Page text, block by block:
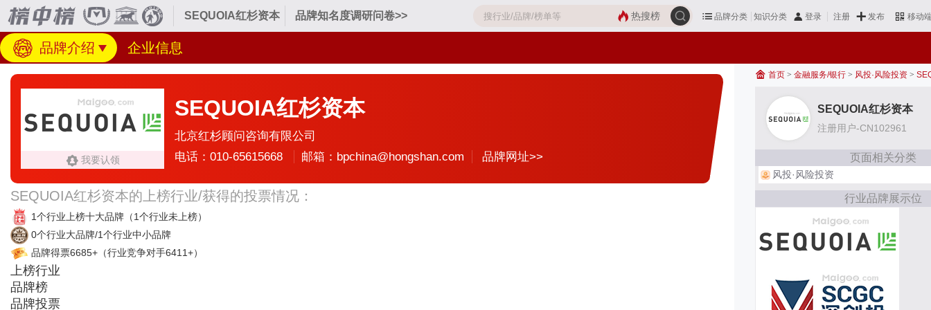
SEQUOIA红杉资本 品牌知名度调研问卷>> 品牌分类 知识分类 登录 注册 发布 移动
热搜榜
品牌介绍 企业信息
我要认领
SEQUOIA红杉资本
北京红杉顾问咨询有限公司
电话：010-65615668
邮箱：bpchina@hongshan.com 品牌网址>>
SEQUOIA红杉资本的上榜行业/获得的投票情况：
1个行业上榜十大品牌 （1个行业未上榜）
0个行业大品牌/1个行业中小品牌
品牌得票6685+ （行业竞争对手6411+）
上榜行业
品牌榜
品牌投票
首页 > 金融服务/银行 > 风投·风险投资 >
SEQUOIA红杉资本
注册用户-CN102961
页面相关分类
风投·风险投资
行业品牌展示位